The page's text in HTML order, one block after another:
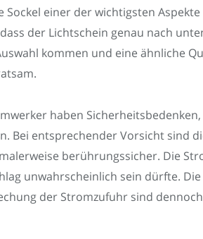
Sockel einer der wichtigsten
der Lichtschein genau nach
kommen und eine ähnliche
haben
Bei entsprechender Vorsicht sind
berührungssicher. Die
unwahrscheinlich sein dürfte.
der Stromzufuhr sind